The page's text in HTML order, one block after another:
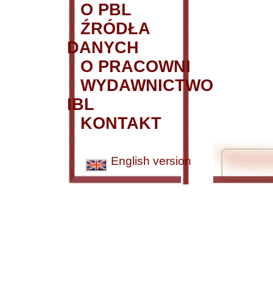
O PBL
ŹRÓDŁA
DANYCH
O PRACOWNI
WYDAWNICTWO
IBL
KONTAKT
English version